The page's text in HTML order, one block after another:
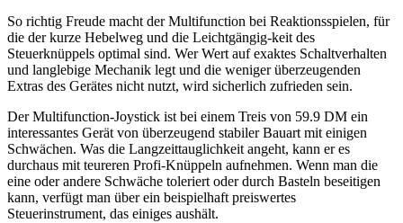
So richtig Freude macht der Multifunction bei Reaktionsspielen, für
die der kurze Hebelweg und die Leichtgängig-keit des
Steuerknüppels optimal sind. Wer Wert auf exaktes Schaltverhalten
und langlebige Mechanik legt und die weniger überzeugenden
Extras des Gerätes nicht nutzt, wird sicherlich zufrieden sein.
Der Multifunction-Joystick ist bei einem Treis von 59.9 DM ein
interessantes Gerät von überzeugend stabiler Bauart mit einigen
Schwächen. Was die Langzeittauglichkeit angeht, kann er es
durchaus mit teureren Profi-Knüppeln aufnehmen. Wenn man die
eine oder andere Schwäche toleriert oder durch Basteln beseitigen
kann, verfügt man über ein beispielhaft preiswertes
Steuerinstrument, das einiges aushält.